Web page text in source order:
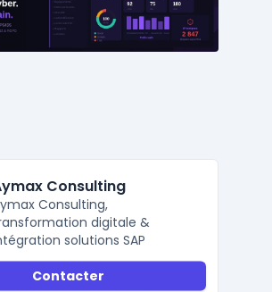
Consulting
Consulting,
digitale &
solutions SAP
Contacter